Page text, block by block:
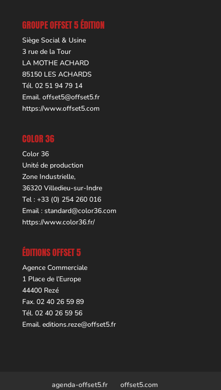
GROUPE OFFSET 5 ÉDITION
Siège Social & Usine
3 rue de la Tour
LA MOTHE ACHARD
85150 LES ACHARDS
Tél. 02 51 94 79 14
Email. offset5@offset5.fr
https://www.offset5.com
COLOR 36
Color 36
Unité de production
Zone Industrielle,
36320 Villedieu-sur-Indre
Tel : +33 (0) 254 260 016
Email : standard@color36.com
https://www.color36.fr/
ÉDITIONS OFFSET 5
Agence Commerciale
1 Place de l’Europe
44400 Rezé
Fax. 02 40 26 59 89
Tél. 02 40 26 59 56
Email. editions.reze@offset5.fr
agenda-offset5.fr offset5.com